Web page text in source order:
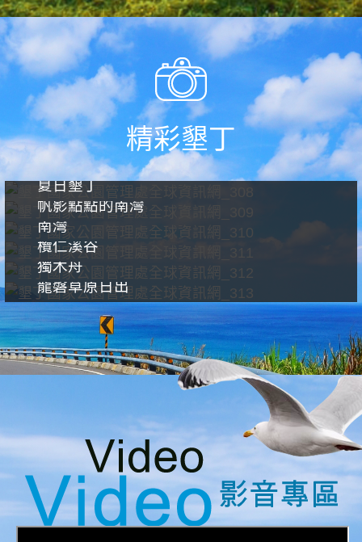
精彩墾丁
夏日墾丁
帆影點點的南灣
南灣
欖仁溪谷
獨木舟
龍磐草原日出